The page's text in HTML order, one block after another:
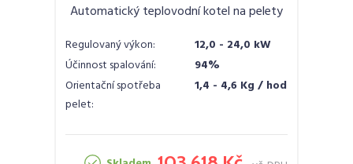
Automatický teplovodní kotel na pelety
Regulovaný výkon:
12,0 - 24,0 kW
Účinnost spalování:
94%
Orientační spotřeba
pelet:
1,4 - 4,6 Kg / hod